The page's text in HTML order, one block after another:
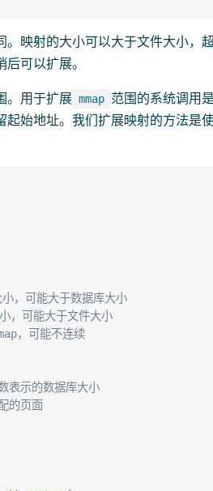
。映射的大小可以大于文件大小，
可以扩展。
。用于扩展 mmap 范围的系统调用
起始地址。我们扩展映射的方法是
，可能大于数据库大小
，可能大于文件大小
，可能不连续
表示的数据库大小
的页面